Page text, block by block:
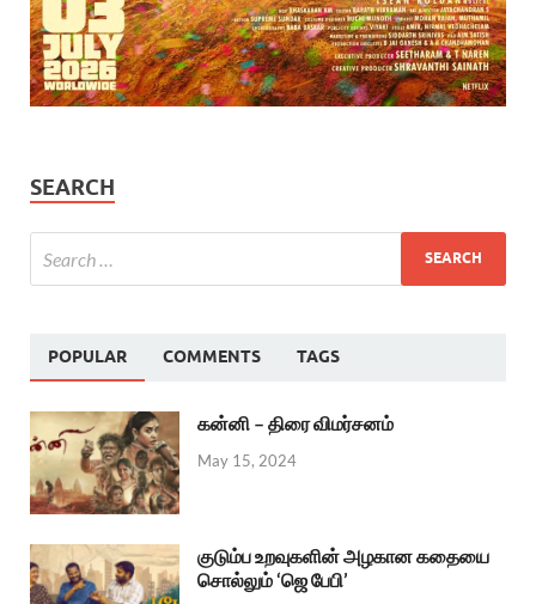
SEARCH
POPULAR COMMENTS TAGS
கன்னி – திரை விமர்சனம்
May 15, 2024
குடும்ப உறவுகளின் அழகான கதையை
சொல்லும் ‘ஜெ பேபி’